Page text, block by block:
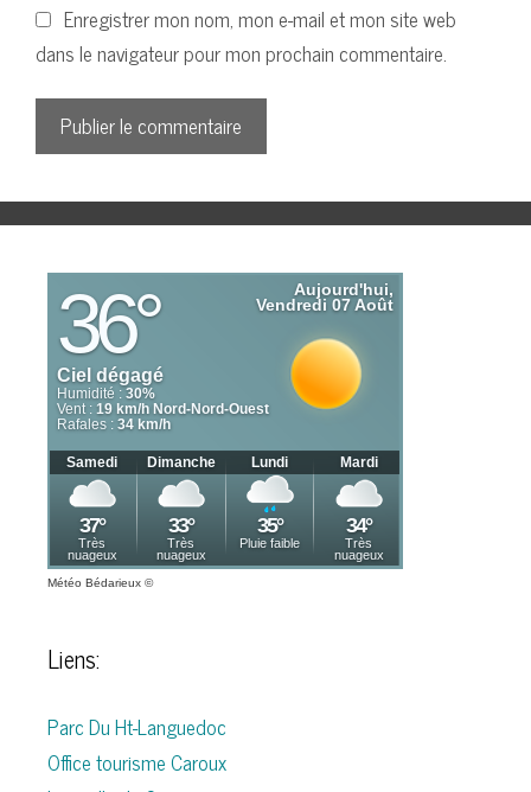
Enregistrer mon nom, mon e-mail et mon site web
dans le navigateur pour mon prochain commentaire.
Météo Bédarieux ©
Liens:
Parc Du Ht-Languedoc
Office tourisme Caroux